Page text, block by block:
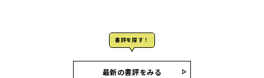
書評を探す！
最新の書評をみる